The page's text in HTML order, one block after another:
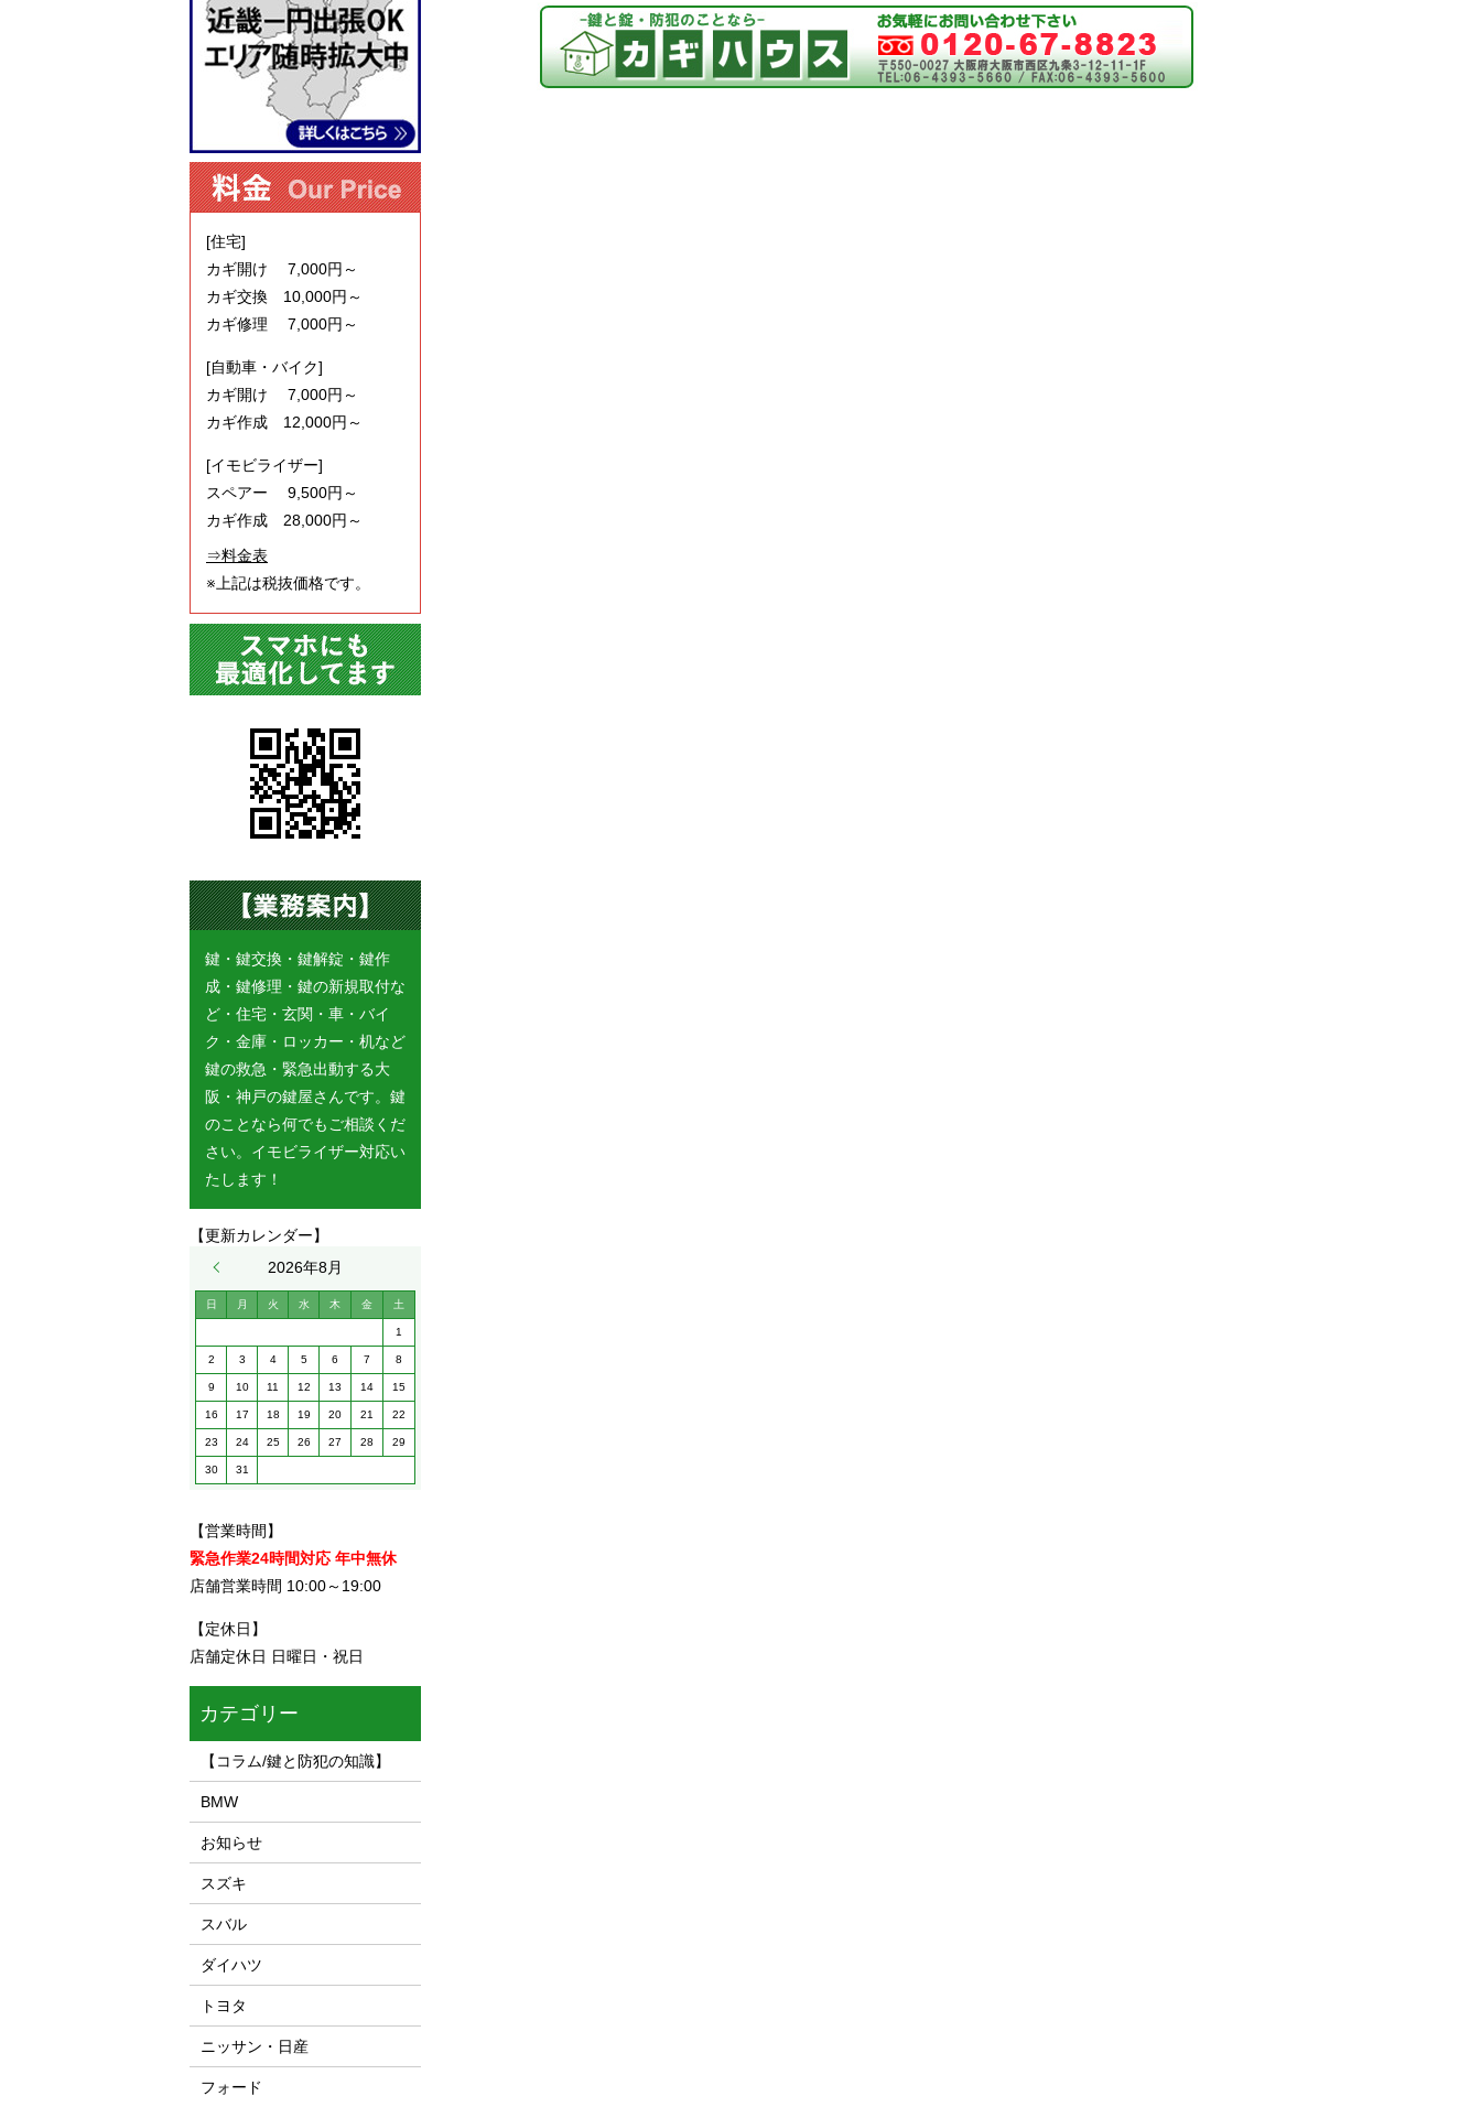
[住宅]
カギ開け 7,000円～
カギ交換 10,000円～
カギ修理 7,000円～
[自動車・バイク]
カギ開け 7,000円～
カギ作成 12,000円～
[イモビライザー]
スペアー 9,500円～
カギ作成 28,000円～
⇒料金表
※上記は税抜価格です。
鍵・鍵交換・鍵解錠・鍵作
成・鍵修理・鍵の新規取付な
ど・住宅・玄関・車・バイ
ク・金庫・ロッカー・机など
鍵の救急・緊急出動する大
阪・神戸の鍵屋さんです。鍵
のことなら何でもご相談くだ
さい。イモビライザー対応い
たします！
【更新カレンダー】
2026年8月
日 月 火 水 木 金 土
1
2 3 4 5 6 7 8
9 10 11 12 13 14 15
16 17 18 19 20 21 22
23 24 25 26 27 28 29
30 31
【営業時間】
緊急作業24時間対応 年中無休
店舗営業時間 10:00～19:00
【定休日】
店舗定休日 日曜日・祝日
カテゴリー
【コラム/鍵と防犯の知識】
BMW
お知らせ
スズキ
スバル
ダイハツ
トヨタ
ニッサン・日産
フォード